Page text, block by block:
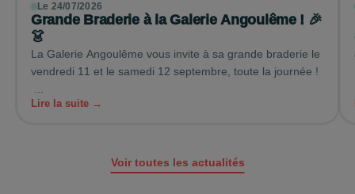
Le 24/07/2026
Grande Braderie à la Galerie Angoulême ! 🎉
👗
La Galerie Angoulême vous invite à sa grande braderie le
vendredi 11 et le samedi 12 septembre, toute la journée !
Lire la suite →
Voir toutes les actualités